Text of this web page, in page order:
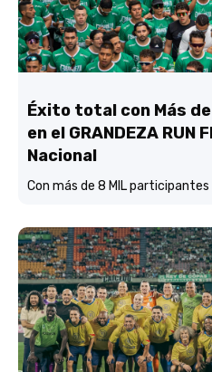
Éxito total con Más
en el GRANDEZA RUN
Nacional